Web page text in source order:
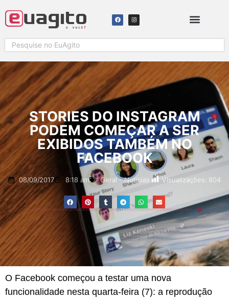
STORIES DO INSTAGRAM
PODEM COMEÇAR A SER
EXIBIDOS TAMBÉM NO
FACEBOOK
08/09/2017 8:18 am Geral-Notícias Visualizações: 804
O Facebook começou a testar uma nova
funcionalidade nesta quarta-feira (7): a reprodução